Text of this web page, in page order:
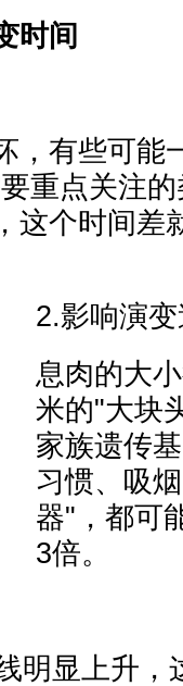
时间
，有些可能
重点关注
这个时间差
2.影响演
息肉的大
米的"大块
家族遗传
习惯、吸
器"，都可
3倍。
明显上升，